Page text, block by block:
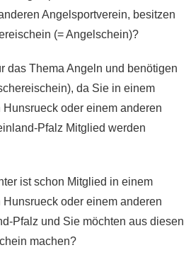
Angelsportverein, besitzen
(= Angelschein)?
das Thema Angeln und benötigen
da Sie in einem
oder einem anderen
Pfalz Mitglied werden
ist schon Mitglied in einem
oder einem anderen
Pfalz und Sie möchten aus diesen
machen?